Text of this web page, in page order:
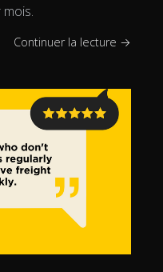
Continuer la lecture →